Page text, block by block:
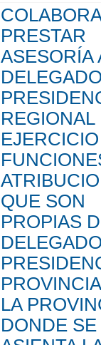
PRESTAR
ASESORÍA
REGIONAL
QUE SON
PROPIAS
LA
DONDE SE